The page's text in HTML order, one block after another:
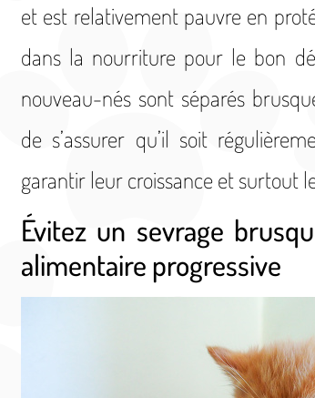
et est relativement pauvre en
dans la nourriture pour le bon
nouveau-nés sont séparés
de s’assurer qu’il soit
garantir leur croissance et surtout
Évitez un sevrage
alimentaire progressive